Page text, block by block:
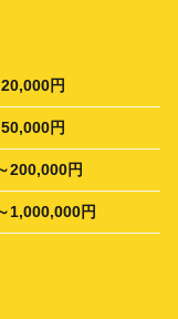
円
円
200,000円
1,000,000円